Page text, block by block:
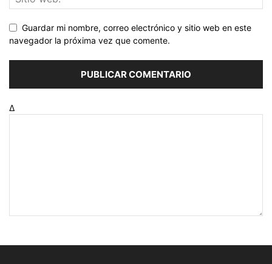
Guardar mi nombre, correo electrónico y sitio web en este
navegador la próxima vez que comente.
Δ